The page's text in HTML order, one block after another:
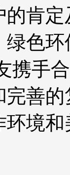
肯
色
携手
善
境